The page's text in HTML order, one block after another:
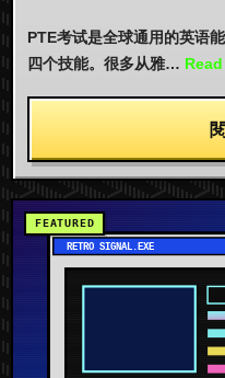
PTE考试是全球通用的英语
四个技能。很多从雅…